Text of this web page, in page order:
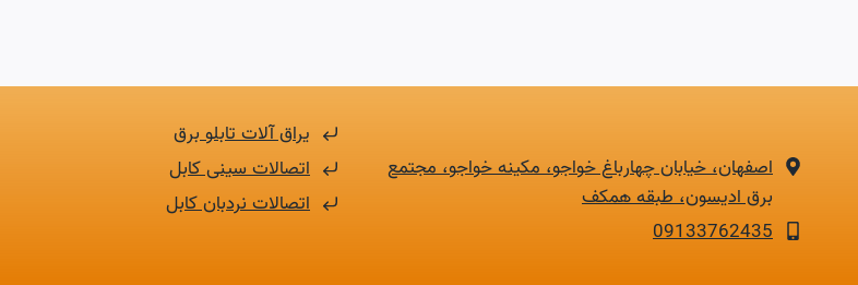
اصفهان، خیابان چهارباغ خواجو، مکینه خواجو، مجتمع
برق ادیسون، طبقه همکف
09133762435
یراق آلات تابلو برق
اتصالات سینی کابل
اتصالات نردبان کابل